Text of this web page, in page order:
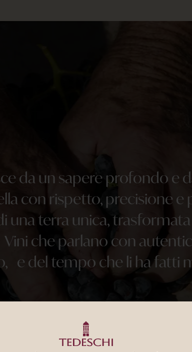
da un sapere profondo e
con rispetto, precisione
una terra unica,
che parlano con
e del tempo che li ha fatti